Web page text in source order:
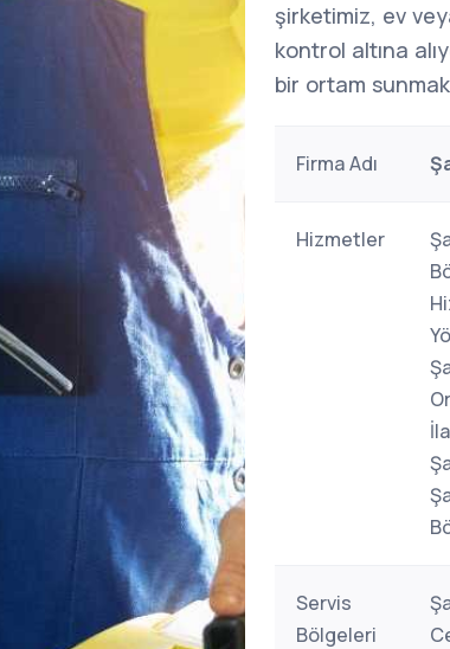
şirketimiz, ev
kontrol altına
bir ortam
Firma Adı
Hizmetler
Servis
Bölgeleri